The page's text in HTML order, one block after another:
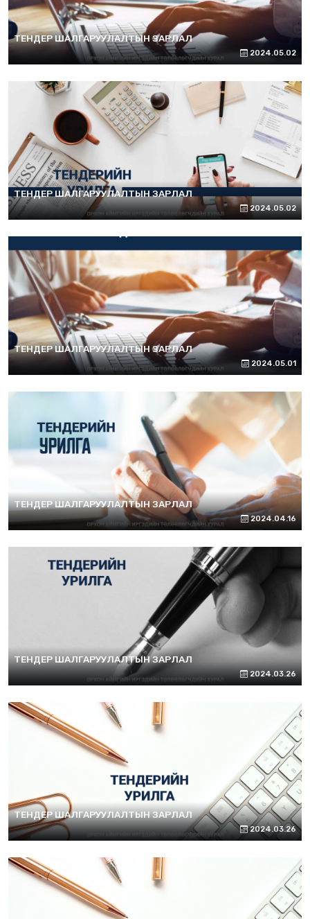
ТЕНДЕР ШАЛГАРУУЛАЛТЫН ЗАРЛАЛ
2024.05.02
ТЕНДЕР ШАЛГАРУУЛАЛТЫН ЗАРЛАЛ
2024.05.02
ТЕНДЕР ШАЛГАРУУЛАЛТЫН ЗАРЛАЛ
2024.05.01
ТЕНДЕР ШАЛГАРУУЛАЛТЫН ЗАРЛАЛ
2024.04.16
ТЕНДЕР ШАЛГАРУУЛАЛТЫН ЗАРЛАЛ
2024.03.26
ТЕНДЕР ШАЛГАРУУЛАЛТЫН ЗАРЛАЛ
2024.03.26